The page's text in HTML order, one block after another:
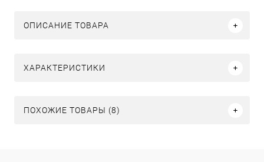
ОПИСАНИЕ ТОВАРА
ХАРАКТЕРИСТИКИ
ПОХОЖИЕ ТОВАРЫ (8)